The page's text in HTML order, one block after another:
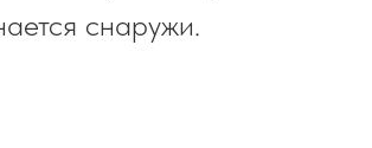
снаружи.